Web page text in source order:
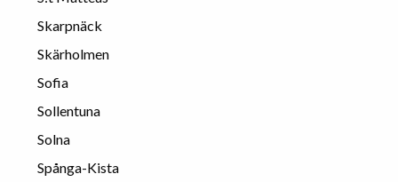
Skarpnäck
Skärholmen
Sofia
Sollentuna
Solna
Spånga-Kista